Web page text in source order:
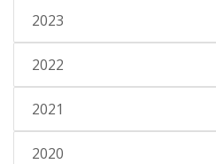
2023
2022
2021
2020